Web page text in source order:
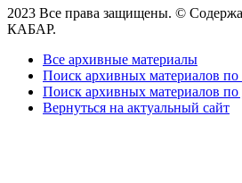
2023 Все права защищены. ©
КАБАР.
Все архивные материалы
Поиск архивных материалов
Поиск архивных материалов по
Вернуться на актуальный сайт